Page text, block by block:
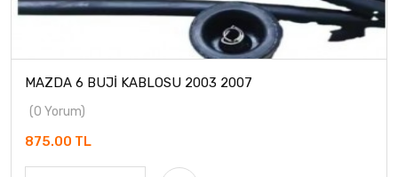
MAZDA 6 BUJİ KABLOSU 2003 2007
(0 Yorum)
875.00 TL